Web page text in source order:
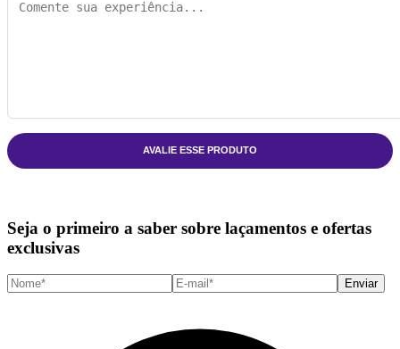
AVALIE ESSE PRODUTO
Seja o primeiro a saber sobre laçamentos e ofertas
exclusivas
Enviar